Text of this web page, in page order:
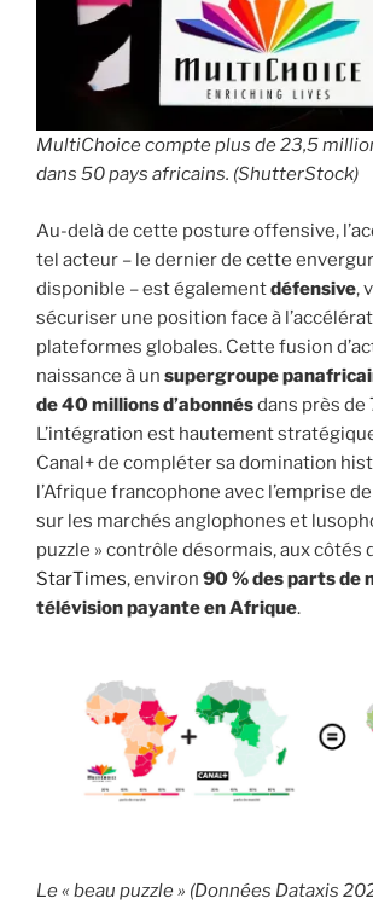
MultiChoice compte plus de 23,5
dans 50 pays africains. (ShutterStock)
Au-delà de cette posture offensive,
tel acteur – le dernier de cette
disponible – est égalementdéfensive,
sécuriser une position face à
plateformes globales. Cette fusion
naissance à un supergroupe
de 40 millions d’abonnésdans près de
L’intégration est hautement
Canal+ de compléter sa domination
l’Afrique francophone avec l’emprise
sur les marchés anglophones et
puzzle » contrôle désormais, aux côtés
StarTimes, environ 90 % des parts de
télévision payante en Afrique.
Le « beau puzzle » (Données Dataxis